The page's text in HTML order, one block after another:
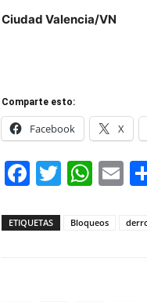
Ciudad Valencia/VN
Comparte esto:
Facebook X
Facebook
Twitter
ETIQUETAS Bloqueos